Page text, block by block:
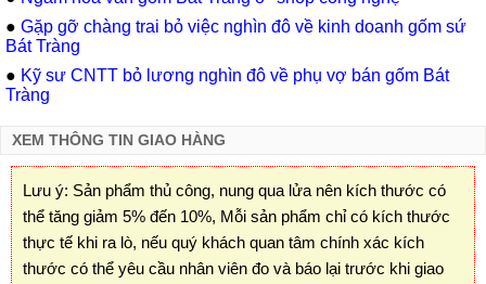
● Gặp gỡ chàng trai bỏ việc nghìn đô về kinh doanh gốm sứ
Bát Tràng
● Kỹ sư CNTT bỏ lương nghìn đô về phụ vợ bán gốm Bát
Tràng
XEM THÔNG TIN GIAO HÀNG
Lưu ý: Sản phẩm thủ công, nung qua lửa nên kích thước có
thể tăng giảm 5% đến 10%, Mỗi sản phẩm chỉ có kích thước
thực tế khi ra lò, nếu quý khách quan tâm chính xác kích
thước có thể yêu cầu nhân viên đo và báo lại trước khi giao